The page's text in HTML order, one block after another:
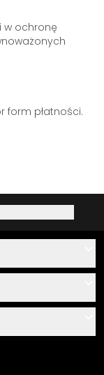
w ochronę
form płatności.